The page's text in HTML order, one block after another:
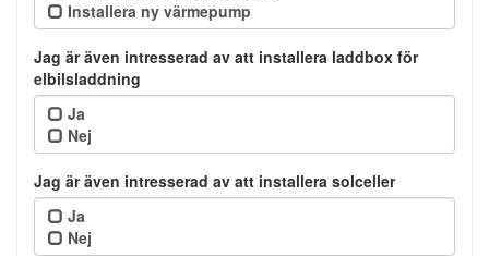
Installera ny värmepump
Jag är även intresserad av att installera laddbox för
elbilsladdning
Ja
Nej
Jag är även intresserad av att installera solceller
Ja
Nej